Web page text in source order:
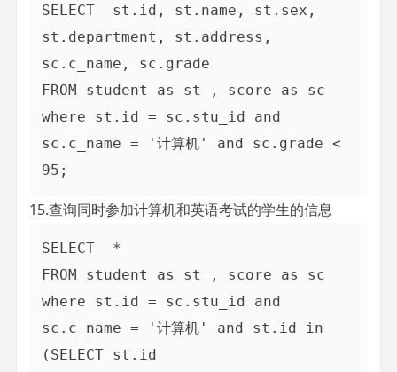
SELECT  st.id, st.name, st.sex,
st.department, st.address,
sc.c_name, sc.grade
FROM student as st , score as sc
where st.id = sc.stu_id and
sc.c_name = '计算机' and sc.grade <
15.查询同时参加计算机和英语考试的学生的信息
SELECT  *
FROM student as st , score as sc
where st.id = sc.stu_id and
sc.c_name = '计算机' and st.id in
(SELECT st.id